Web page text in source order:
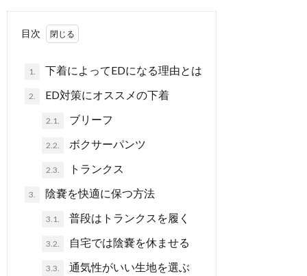
目次
1. 下着によってEDになる理由とは
2. ED対策にオススメの下着
2.1. ブリーフ
2.2. ボクサーパンツ
2.3. トランクス
3. 陰嚢を快適に保つ方法
3.1. 普段はトランクスを履く
3.2. 自宅では陰嚢を休ませる
3.3. 通気性がいい生地を選ぶ